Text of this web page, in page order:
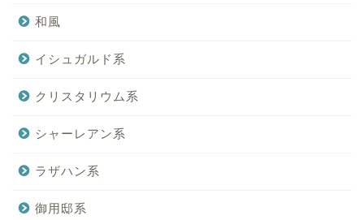
和風
イシュガルド系
クリスタリウム系
シャーレアン系
ラザハン系
御用邸系